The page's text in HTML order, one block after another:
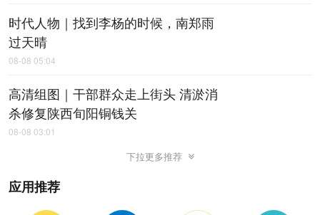
时代人物｜找到李杨的时候，南郑雨
过天晴
08-08 05:04
高清组图｜干部群众走上街头 清淤消
杀修复陕西旬阳铜钱关
08-08 03:01
下拉更多推荐
应用推荐